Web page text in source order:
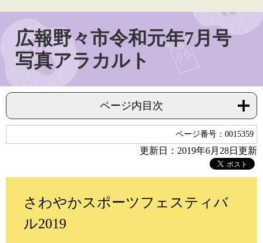
広報野々市令和元年7月号
写真アラカルト
ページ内目次
ページ番号：0015359
更新日：2019年6月28日更新
さわやかスポーツフェスティバ
ル2019